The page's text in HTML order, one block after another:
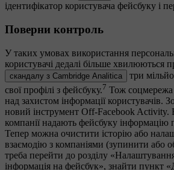
ідентифікатор користувача фейсбуку і
Поверни контроль
У таких умовах використання
користувачі дедалі більше хвилюються
скандалу з Cambridge Analitica
три
свої профілі з фейсбуку.7 Тож
над захистом інформації користувачів.
новий інструмент Off-Facebook Activity.
компанії надають фейсбуку інформацію
Тепер можна очистити історію або
взаємодію з компаніями (зупинити або
треба перейти до розділу
інформація на фейсбук», знайти пункт